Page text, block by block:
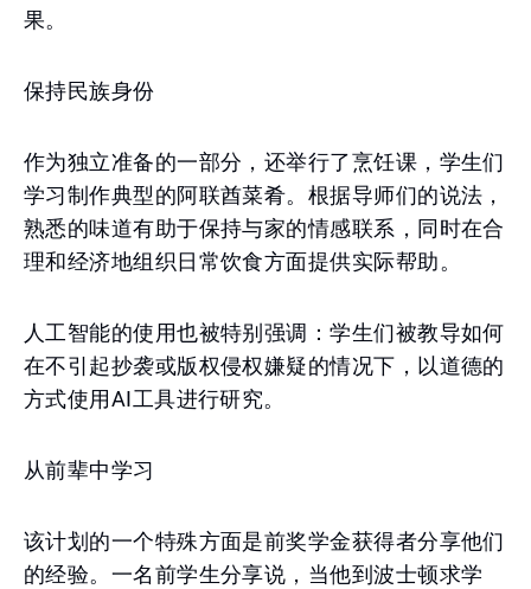
果。
保持民族身份
作为独立准备的一部分，还举行了烹饪课，学生们
学习制作典型的阿联酋菜肴。根据导师们的说法，
熟悉的味道有助于保持与家的情感联系，同时在合
理和经济地组织日常饮食方面提供实际帮助。
人工智能的使用也被特别强调：学生们被教导如何
在不引起抄袭或版权侵权嫌疑的情况下，以道德的
方式使用AI工具进行研究。
从前辈中学习
该计划的一个特殊方面是前奖学金获得者分享他们
的经验。一名前学生分享说，当他到波士顿求学